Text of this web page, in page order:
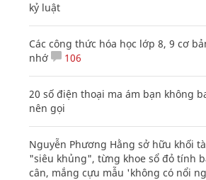
kỷ luật
Các công thức hóa học lớp 8, 9 cơ
nhớ
106
20 số điện thoại ma ám bạn không
nên gọi
Nguyễn Phương Hằng sở hữu khối
"siêu khủng", từng khoe sổ đỏ tính
cân, mắng cựu mẫu 'không có nổi